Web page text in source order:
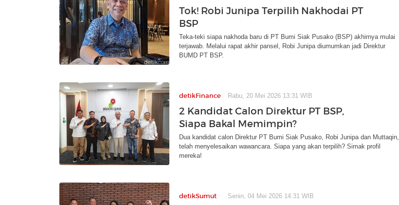
Tok! Robi Junipa Terpilih Nakhodai PT
BSP
Teka-teki siapa nakhoda baru di PT Bumi Siak Pusako (BSP) akhirnya mulai
terjawab. Melalui rapat akhir pansel, Robi Junipa diumumkan jadi Direktur
BUMD PT BSP.
detikFinance Rabu, 20 Mei 2026 13:31 WIB
2 Kandidat Calon Direktur PT BSP,
Siapa Bakal Memimpin?
Dua kandidat calon Direktur PT Bumi Siak Pusako, Robi Junipa dan Muttaqin,
telah menyelesaikan wawancara. Siapa yang akan terpilih? Simak profil
mereka!
detikSumut Senin, 04 Mei 2026 14:31 WIB